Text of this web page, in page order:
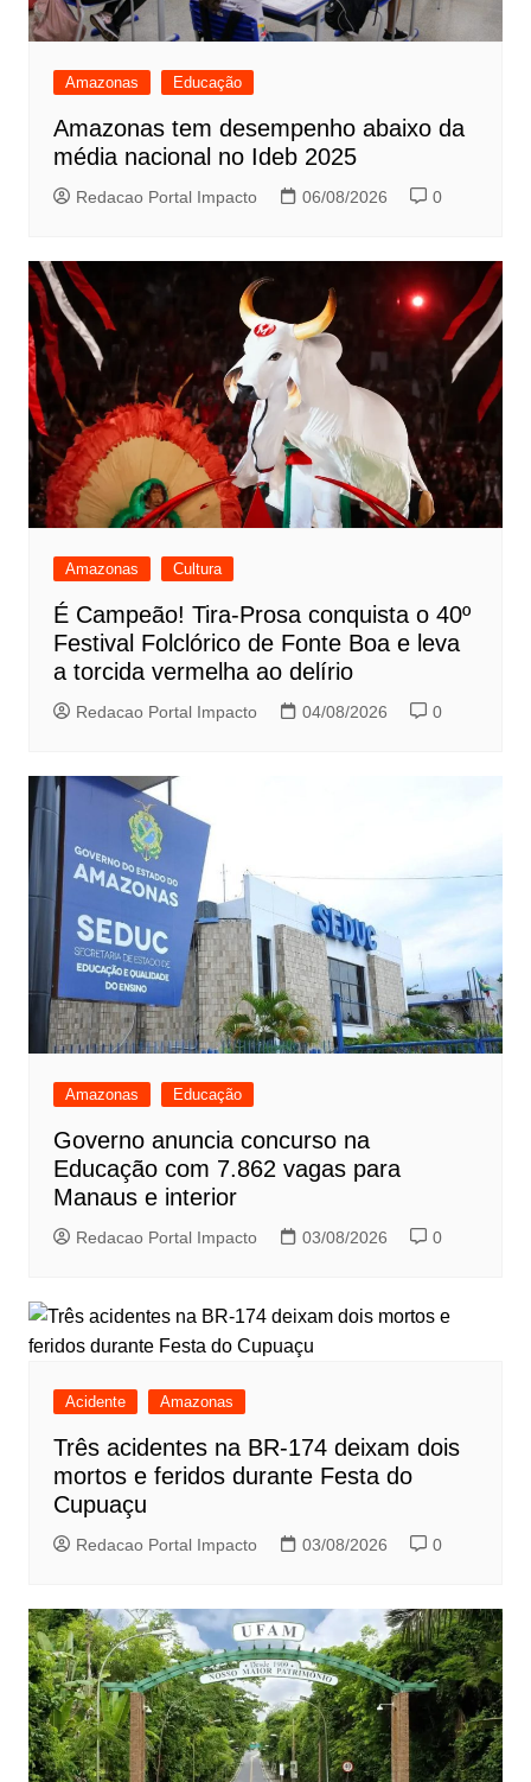
Amazonas Educação
Amazonas tem desempenho abaixo da
média nacional no Ideb 2025
Redacao Portal Impacto 06/08/2026 0
Amazonas Cultura
É Campeão! Tira-Prosa conquista o 40º
Festival Folclórico de Fonte Boa e leva
a torcida vermelha ao delírio
Redacao Portal Impacto 04/08/2026 0
Amazonas Educação
Governo anuncia concurso na
Educação com 7.862 vagas para
Manaus e interior
Redacao Portal Impacto 03/08/2026 0
Acidente Amazonas
Três acidentes na BR-174 deixam dois
mortos e feridos durante Festa do
Cupuaçu
Redacao Portal Impacto 03/08/2026 0